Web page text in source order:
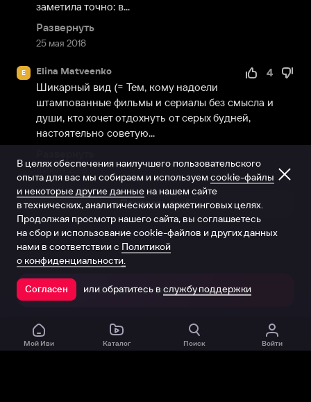
25 мая 2018
заметила точно: в...
Развернуть
E Elina Matveenko
11 июля 2018
4
Шикарный вид (= Тем, кому надоели
штампованные фильмы и сериалы без смысла и
души, кто хочет отдохнуть от серых будней,
настоятельно советую...
Показать ещё
Открыть в приложении
Мой Иви Каталог Поиск Войти
В целях обеспечения наилучшего пользовательского
опыта для вас мы собираем и используем cookie-файлы
и некоторые другие данные на нашем сайте
в технических, аналитических и маркетинговых целях.
Продолжая просмотр нашего сайта, вы соглашаетесь
на сбор и использование cookie-файлов и других данных
нами в соответствии с Политикой
о конфиденциальности.
Согласен или обратитесь в службу поддержки